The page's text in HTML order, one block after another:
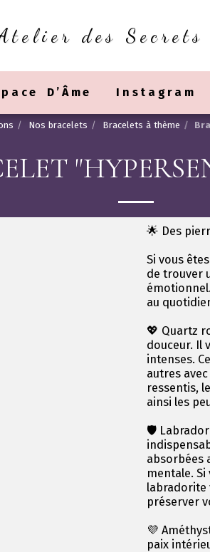
des Secrets
D’Âme Instagram
Nos bracelets Bracelets à thème
🌟 Des
Si vous
de trouver
au
💖 Quartz
douceur. Il
intenses.
autres
ressentis,
ainsi les
🛡️
absorbées
mentale.
labradorite
préserver
💜
paix